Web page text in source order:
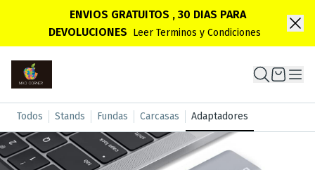
ENVIOS GRATUITOS , 30 DIAS PARA
DEVOLUCIONES Leer Terminos y Condiciones
Todos Stands Fundas Carcasas Adaptadores